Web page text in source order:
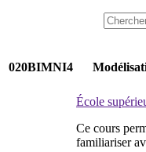
020BIMNI4
École
Ce cours
familiariser